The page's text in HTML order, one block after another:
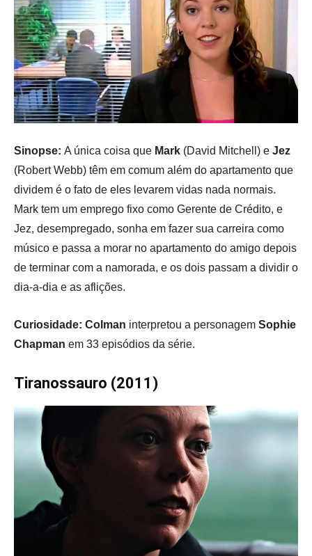
Sinopse: A única coisa que Mark (David Mitchell) e Jez
(Robert Webb) têm em comum além do apartamento que
dividem é o fato de eles levarem vidas nada normais.
Mark tem um emprego fixo como Gerente de Crédito, e
Jez, desempregado, sonha em fazer sua carreira como
músico e passa a morar no apartamento do amigo depois
de terminar com a namorada, e os dois passam a dividir o
dia-a-dia e as aflições.
Curiosidade: Colman interpretou a personagem Sophie
Chapman em 33 episódios da série.
Tiranossauro (2011)